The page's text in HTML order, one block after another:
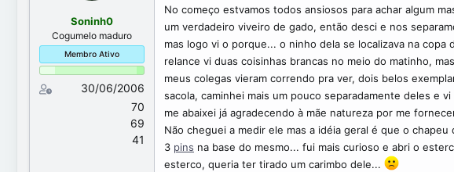
p
i
c
o
i
o
Soninh0
Cogumelo maduro
Membro Ativo
30/06/2006
70
69
41
No começo estvamos todos ansiosos para achar algum
um verdadeiro viveiro de gado, então desci e nos
mas logo vi o porque... o ninho dela se localizava na
relance vi duas coisinhas brancas no meio do matinho,
meus colegas vieram correndo pra ver, dois belos
sacola, caminhei mais um pouco separadamente deles e
me abaixei já agradecendo à mãe natureza por me
Não cheguei a medir ele mas a idéia geral é que o
3 pins na base do mesmo... fui mais curioso e abri o
esterco, queria ter tirado um carimbo dele...